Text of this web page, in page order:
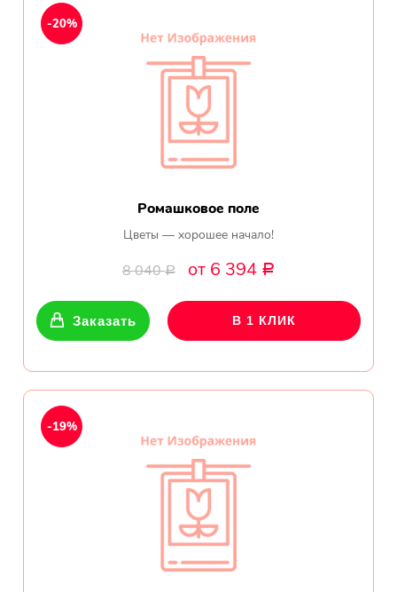
Ромашковое поле
Цветы — хорошее начало!
8 040Р от 6 394 Р
-20%
Заказать В 1 КЛИК
-19%